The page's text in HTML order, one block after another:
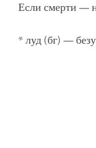
Если смерти —
* луд (бг) —